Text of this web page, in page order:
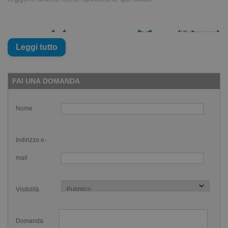
Leggi tutto
FAI UNA DOMANDA
Nome
Indirizzo e-
mail
Visibilità
Domanda